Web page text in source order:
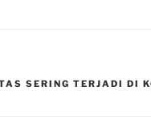
SERING TERJADI DI